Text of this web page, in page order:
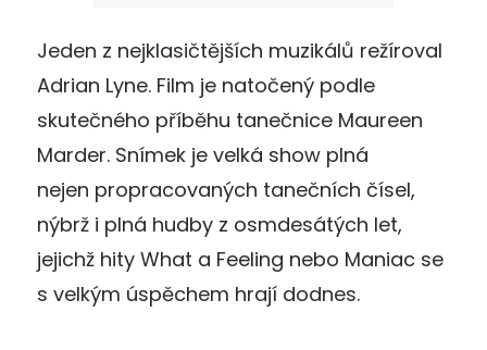
Jeden z nejklasičtějších muzikálů režíroval
Adrian Lyne. Film je natočený podle
skutečného příběhu tanečnice Maureen
Marder. Snímek je velká show plná
nejen propracovaných tanečních čísel,
nýbrž i plná hudby z osmdesátých let,
jejichž hity What a Feeling nebo Maniac se
s velkým úspěchem hrají dodnes.